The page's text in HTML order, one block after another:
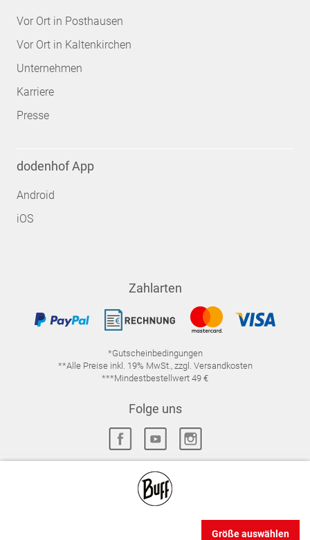
Größe auswählen
Vor Ort in Posthausen
Vor Ort in Kaltenkirchen
Unternehmen
Karriere
Presse
dodenhof App
Android
iOS
Zahlarten
*Gutscheinbedingungen
**Alle Preise inkl. 19% MwSt., zzgl. Versandkosten
***Mindestbestellwert 49 €
Folge uns
DATENSCHUTZ
WIDERRUFSRECHT